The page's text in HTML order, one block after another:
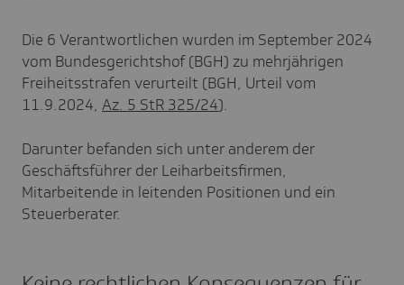
Die 6 Verantwortlichen wurden im September 2024
vom Bundesgerichtshof (BGH) zu mehrjährigen
Freiheitsstrafen verurteilt (BGH, Urteil vom
11.9.2024, Az. 5 StR 325/24).
Darunter befanden sich unter anderem der
Geschäftsführer der Leiharbeitsfirmen,
Mitarbeitende in leitenden Positionen und ein
Steuerberater.